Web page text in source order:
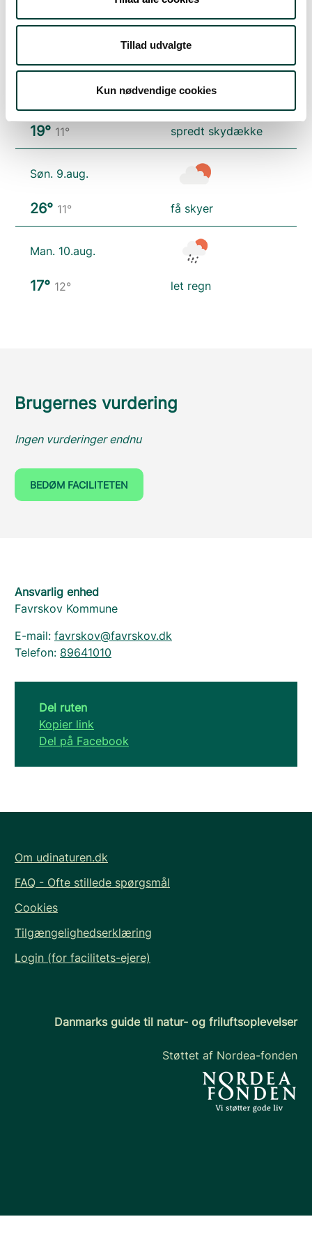
Tillad udvalgte
Kun nødvendige cookies
Fre. 7.aug.
skydække
19° 11° spredt skydække
Søn. 9.aug.
26° 11° få skyer
Man. 10.aug.
17° 12° let regn
Brugernes vurdering
Ingen vurderinger endnu
BEDØM FACILITETEN
Ansvarlig enhed
Favrskov Kommune
E-mail: favrskov@favrskov.dk
Telefon: 89641010
Del ruten
Kopier link
Del på Facebook
Om udinaturen.dk
FAQ - Ofte stillede spørgsmål
Cookies
Tilgængelighedserklæring
Login (for facilitets-ejere)
Danmarks guide til natur- og friluftsoplevelser
Støttet af Nordea-fonden